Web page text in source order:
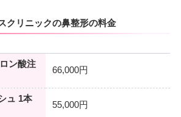
クリニックの鼻整形の料金
ン酸注
66,000円
ュ 1本
55,000円